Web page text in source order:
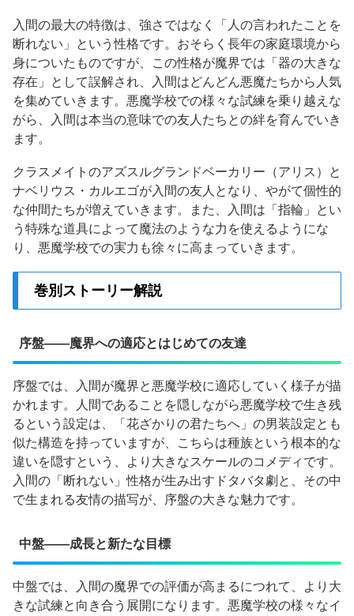
入間の最大の特徴は、強さではなく「人の言われたことを
断れない」という性格です。おそらく長年の家庭環境から
身についたものですが、この性格が魔界では「器の大きな
存在」として誤解され、入間はどんどん悪魔たちから人気
を集めていきます。悪魔学校での様々な試練を乗り越えな
がら、入間は本当の意味での友人たちとの絆を育んでいき
ます。
クラスメイトのアズスルグランドベーカリー（アリス）と
ナベリウス・カルエゴが入間の友人となり、やがて個性的
な仲間たちが増えていきます。また、入間は「指輪」とい
う特殊な道具によって魔法のような力を使えるようにな
り、悪魔学校での実力も徐々に高まっていきます。
巻別ストーリー解説
序盤——魔界への適応とはじめての友達
序盤では、入間が魔界と悪魔学校に適応していく様子が描
かれます。人間であることを隠しながら悪魔学校で生き残
るという設定は、「花ざかりの君たちへ」の男装設定とも
似た構造を持っていますが、こちらは種族という根本的な
違いを隠すという、より大きなスケールのコメディです。
入間の「断れない」性格が生み出すドタバタ劇と、その中
で生まれる友情の描写が、序盤の大きな魅力です。
中盤——成長と新たな目標
中盤では、入間の魔界での評価が高まるにつれて、より大
きな試練と向き合う展開になります。悪魔学校の様々なイ